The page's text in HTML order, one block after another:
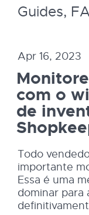
Guides,
Apr 16, 2023
com o
de
Todo
importante
Essa é uma
dominar para